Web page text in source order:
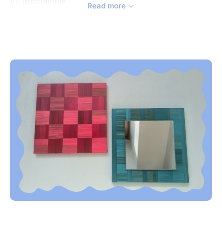
couleurs (selon dispo) et apprendrez à coller
les brins un par un avant de maîtriser la
découpe nette au scalpel.
Finitions : Nettoyage des résidus de colle
pour révéler toute la brillance de votre
œuvre.
Infos pratiques :
Âge : Dès 15 ans (manipulation du scalpel).
Inclus : Tout le matériel nécessaire (paille,
support, miroir).
Le lieu : Rendez vous dans l'atelier créatif
Read more